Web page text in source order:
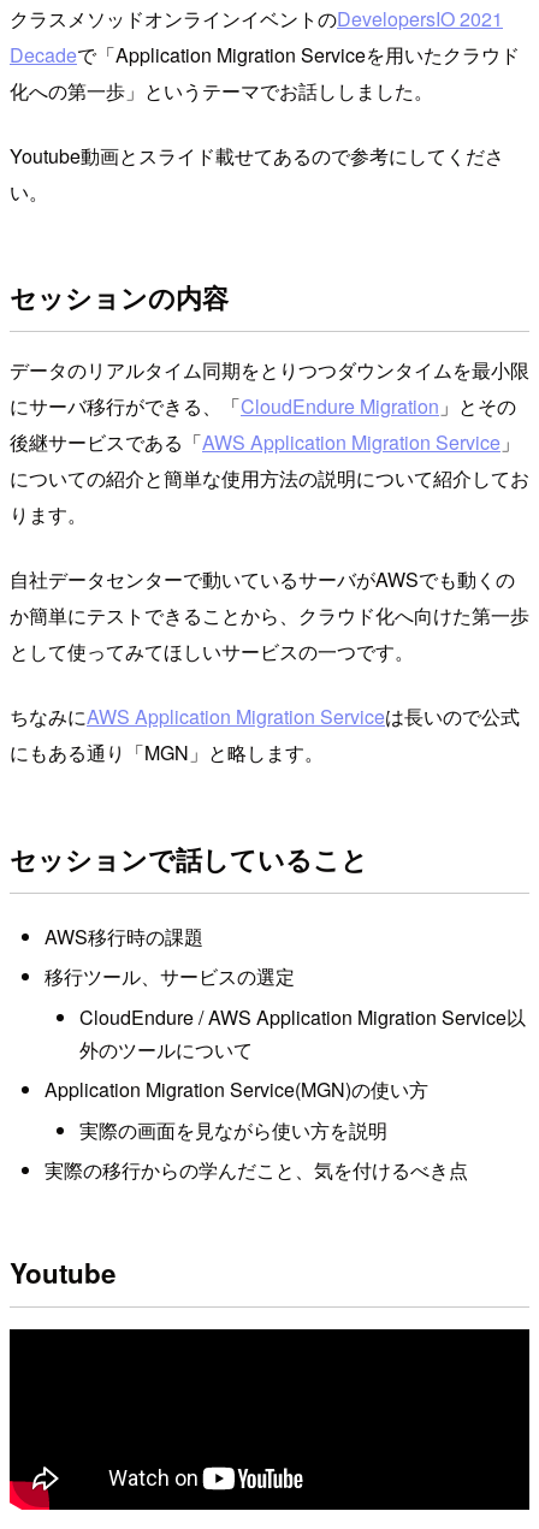
クラスメソッドオンラインイベントのDevelopersIO 2021
Decadeで「Application Migration Serviceを用いたクラウド
化への第一歩」というテーマでお話ししました。
Youtube動画とスライド載せてあるので参考にしてくださ
い。
セッションの内容
データのリアルタイム同期をとりつつダウンタイムを最小限
にサーバ移行ができる、「CloudEndure Migration 」とその
後継サービスである「AWS Application Migration Service 」
についての紹介と簡単な使用方法の説明について紹介してお
ります。
自社データセンターで動いているサーバがAWSでも動くの
か簡単にテストできることから、クラウド化へ向けた第一歩
として使ってみてほしいサービスの一つです。
ちなみにAWS Application Migration Serviceは長いので公式
にもある通り「MGN」と略します。
セッションで話していること
AWS移行時の課題
移行ツール、サービスの選定
CloudEndure / AWS Application Migration Service以
外のツールについて
Application Migration Service(MGN)の使い方
実際の画面を見ながら使い方を説明
実際の移行からの学んだこと、気を付けるべき点
Youtube